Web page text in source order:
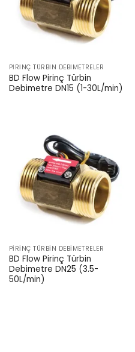
PIRINÇ TÜRBIN DEBIMETRELER
BD Flow Pirinç Türbin
Debimetre DN15 (1-30L/min)
PIRINÇ TÜRBIN DEBIMETRELER
BD Flow Pirinç Türbin
Debimetre DN25 (3.5-
50L/min)